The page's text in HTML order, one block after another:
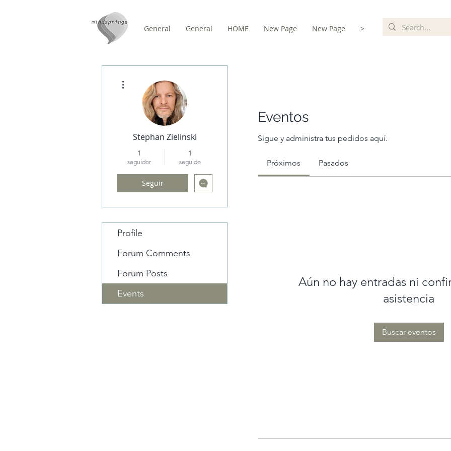
General General HOME New Page New Page >
Eventos
Sigue y administra tus pedidos aquí.
Próximos Pasados
Aún no hay entradas ni
asistencia
Buscar eventos
Stephan Zielinski
1
seguidor
1
seguido
Seguir
Profile
Forum Comments
Forum Posts
Events